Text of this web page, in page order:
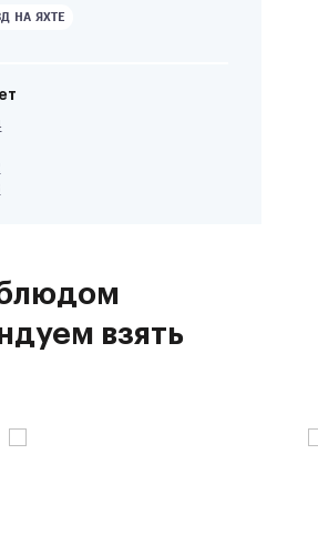
НА ЯХТЕ
взять